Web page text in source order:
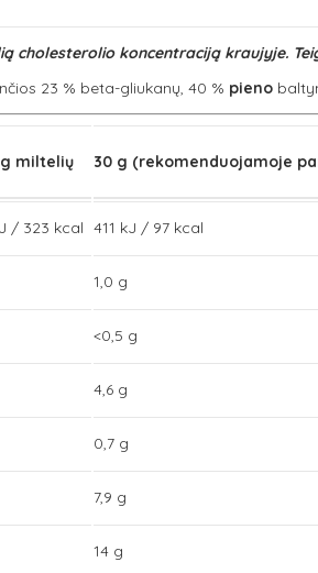
cholesterolio koncentraciją kraujyje.
23 % beta-gliukanų, 40 % pieno
g miltelių 30 g (rekomenduojamoje
/ 323 kcal 411 kJ / 97 kcal
1,0 g
<0,5 g
4,6 g
0,7 g
7,9 g
14 g